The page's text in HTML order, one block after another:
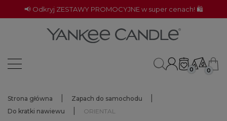
📢 Odkryj ZESTAWY PROMOCYJNE w super cenach! 🛍️
0 0
Strona główna
Zapach do samochodu
Do kratki nawiewu
ORIENTAL